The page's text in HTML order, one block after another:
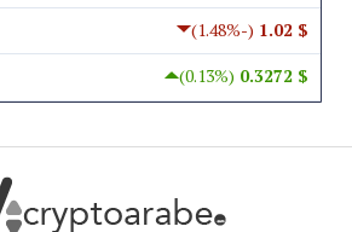
$ 1.02
(-1.48%)
$ 0.3272
(0.13%)